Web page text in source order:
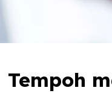
Tempoh